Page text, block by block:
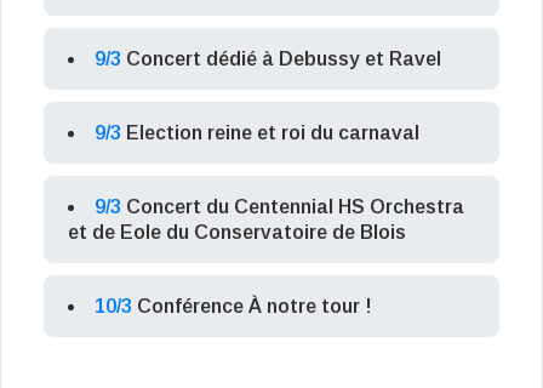
9/3 Concert dédié à Debussy et Ravel
9/3 Election reine et roi du carnaval
9/3 Concert du Centennial HS Orchestra
et de Eole du Conservatoire de Blois
10/3 Conférence À notre tour !